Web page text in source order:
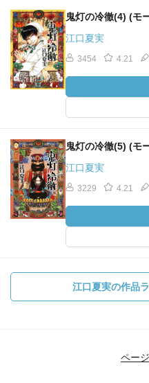
鬼灯の冷徹(4) (モ
江口夏実
3454 4.21
鬼灯の冷徹(5) (モ
江口夏実
3229 4.21
江口夏実の作品
ペー